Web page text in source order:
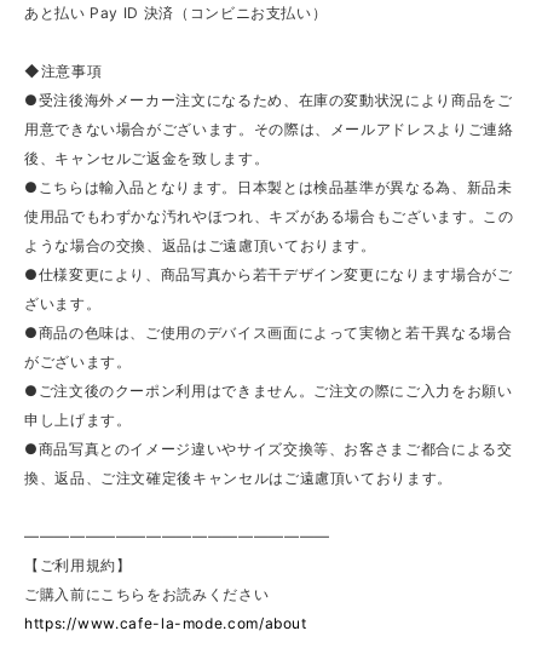
あと払い Pay ID 決済（コンビニお支払い）
◆注意事項
●受注後海外メーカー注文になるため、在庫の変動状況により商品をご
用意できない場合がございます。その際は、メールアドレスよりご連絡
後、キャンセルご返金を致します。
●こちらは輸入品となります。日本製とは検品基準が異なる為、新品未
使用品でもわずかな汚れやほつれ、キズがある場合もございます。この
ような場合の交換、返品はご遠慮頂いております。
●仕様変更により、商品写真から若干デザイン変更になります場合がご
ざいます。
●商品の色味は、ご使用のデバイス画面によって実物と若干異なる場合
がございます。
●ご注文後のクーポン利用はできません。ご注文の際にご入力をお願い
申し上げます。
●商品写真とのイメージ違いやサイズ交換等、お客さまご都合による交
換、返品、ご注文確定後キャンセルはご遠慮頂いております。
————————————————————
【ご利用規約】
ご購入前にこちらをお読みください
https://www.cafe-la-mode.com/about